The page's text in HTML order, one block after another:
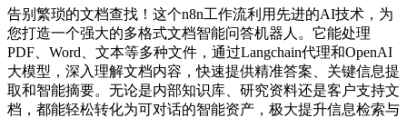
告别繁琐的文档查找！这个n8n工作流利用先进的AI技术，为
您打造一个强大的多格式文档智能问答机器人。它能处理
PDF、Word、文本等多种文件，通过Langchain代理和OpenAI
大模型，深入理解文档内容，快速提供精准答案、关键信息提
取和智能摘要。无论是内部知识库、研究资料还是客户支持文
档，都能轻松转化为可对话的智能资产，极大提升信息检索与